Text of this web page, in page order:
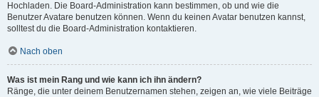
Hochladen. Die Board-Administration kann bestimmen, ob und wie die
Benutzer Avatare benutzen können. Wenn du keinen Avatar benutzen kannst,
solltest du die Board-Administration kontaktieren.
Nach oben
Was ist mein Rang und wie kann ich ihn ändern?
Ränge, die unter deinem Benutzernamen stehen, zeigen an, wie viele Beiträge